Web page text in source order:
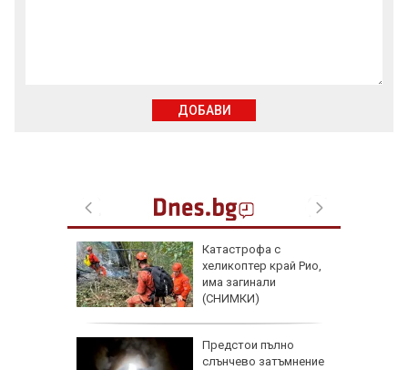
Катастрофа с
хеликоптер край Рио,
има загинали
(СНИМКИ)
Предстои пълно
слънчево затъмнение
ДОБАВИ